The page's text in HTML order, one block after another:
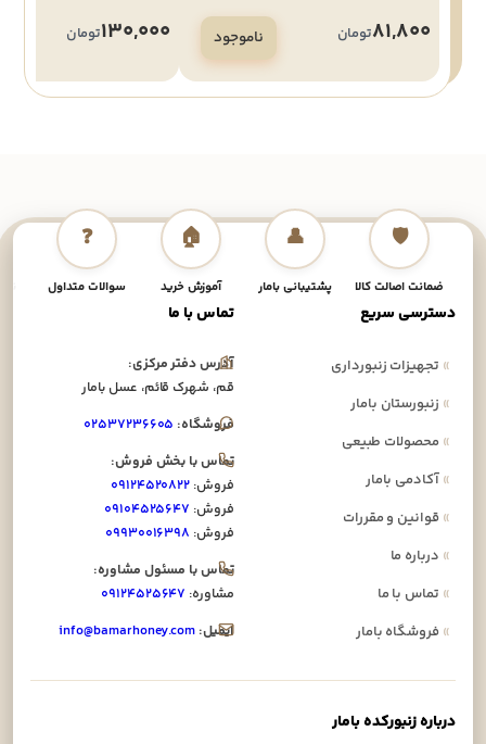
81,800تومان ناموجود 130,000تومان
🛡️
ضمانت اصالت کالا
👤
پشتیبانی بامار
🏠
آموزش خرید
❓
سوالات متداول
دسترسی سریع
»تجهیزات زنبورداری
»زنبورستان بامار
»محصولات طبیعی
»آکادمی بامار
»قوانین و مقررات
»درباره ما
»تماس با ما
»فروشگاه بامار
تماس با ما
آدرس دفتر مرکزی:
قم، شهرک قائم، عسل بامار
فروشگاه: ۰۲۵۳۷۲۳۶۶۰۵
تماس با بخش فروش:
فروش: ۰۹۱۲۴۵۲۰۸۲۲
فروش: ۰۹۱۰۴۵۲۵۶۴۷
فروش: ۰۹۹۳۰۰۱۶۳۹۸
تماس با مسئول مشاوره:
مشاوره: ۰۹۱۲۴۵۲۵۶۴۷
ایمیل: info@bamarhoney.com
درباره زنبورکده بامار